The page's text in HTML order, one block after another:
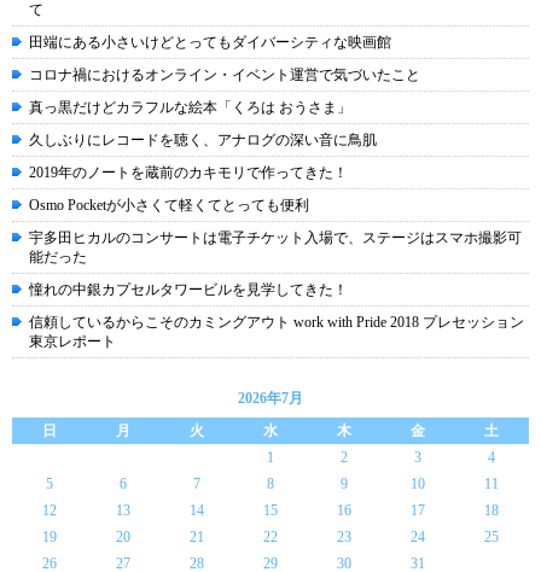
て
田端にある小さいけどとってもダイバーシティな映画館
コロナ禍におけるオンライン・イベント運営で気づいたこと
真っ黒だけどカラフルな絵本「くろは おうさま」
久しぶりにレコードを聴く、アナログの深い音に鳥肌
2019年のノートを蔵前のカキモリで作ってきた！
Osmo Pocketが小さくて軽くてとっても便利
宇多田ヒカルのコンサートは電子チケット入場で、ステージはスマホ撮影可
能だった
憧れの中銀カプセルタワービルを見学してきた！
信頼しているからこそのカミングアウト work with Pride 2018 プレセッション
東京レポート
2026年7月
日
月 火 水 木 金
土
1
2 3
4
5
6 7 8 9 10
11
12
13 14 15 16 17
18
19
20 21 22 23 24
25
26
27 28 29 30 31